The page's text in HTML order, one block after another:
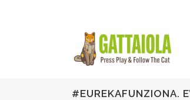
#EUREKAFUNZIONA.